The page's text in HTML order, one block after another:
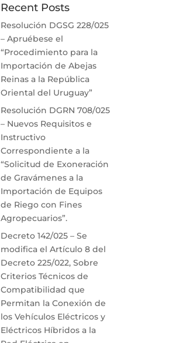
Recent Posts
Resolución DGSG 228/025
– Apruébese el
“Procedimiento para la
Importación de Abejas
Reinas a la República
Oriental del Uruguay”
Resolución DGRN 708/025
– Nuevos Requisitos e
Instructivo
Correspondiente a la
“Solicitud de Exoneración
de Gravámenes a la
Importación de Equipos
de Riego con Fines
Agropecuarios”.
Decreto 142/025 – Se
modifica el Artículo 8 del
Decreto 225/022, Sobre
Criterios Técnicos de
Compatibilidad que
Permitan la Conexión de
los Vehículos Eléctricos y
Eléctricos Híbridos a la